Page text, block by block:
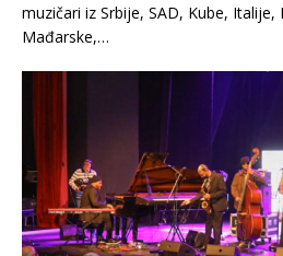
muzičari iz Srbije, SAD, Kube, Italije,
Mađarske,…